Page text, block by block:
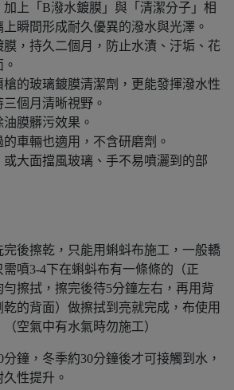
上「B潑水鍍膜」與「清潔分子」相
瞬間形成耐久優異的潑水與光澤。
膜，持久二個月，防止水漬、汙垢、花
的玻璃鍍膜清潔劑，更能發揮潑水性
個月清晰視野。
膜髒污效果。
車輛也適用，不含研磨劑。
大面擋風玻璃、手不易噴灑到的部
完後擦乾，只能用蝌蚪布施工，一般轎
噴3-4下在蝌蚪布有一條條的（正
擦拭，擦完後待5分鐘左右，再用背
的背面）做擦拭到亮就完成，布使用
空氣中有水氣時勿施工）
鐘，冬季約30分鐘後才可接觸到水，
性提升。